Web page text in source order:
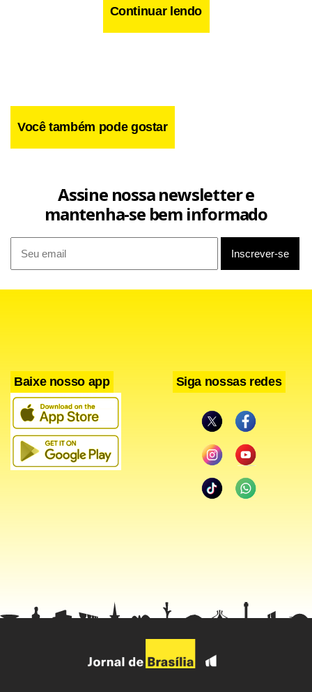
Facebook
WhatsApp
LinkedIn
Twitter
X
Continuar lendo
Você também pode gostar
Assine nossa newsletter e
mantenha-se bem informado
Baixe nosso app Siga nossas redes